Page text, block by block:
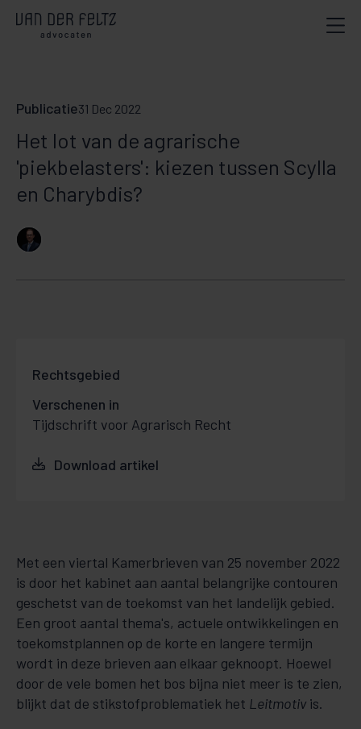
Publicatie31 Dec 2022
Het lot van de agrarische
'piekbelasters': kiezen tussen Scylla
en Charybdis?
Rechtsgebied
Verschenen in
Tijdschrift voor Agrarisch Recht
Download artikel
Met een viertal Kamerbrieven van 25 november 2022
is door het kabinet aan aantal belangrijke contouren
geschetst van de toekomst van het landelijk gebied.
Een groot aantal thema's, actuele ontwikkelingen en
toekomstplannen op de korte en langere termijn
wordt in deze brieven aan elkaar geknoopt. Hoewel
door de vele bomen het bos bijna niet meer is te zien,
blijkt dat de stikstofproblematiek het Leitmotiv is.